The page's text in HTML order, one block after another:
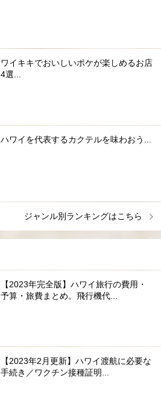
ワイキキでおいしいポケが楽しめるお店
4選...
ハワイを代表するカクテルを味わおう...
ジャンル別ランキングはこちら
【2023年完全版】ハワイ旅行の費用・
予算・旅費まとめ。飛行機代...
【2023年2月更新】ハワイ渡航に必要な
手続き／ワクチン接種証明...